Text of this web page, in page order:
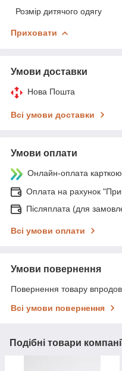
Розмір дитячого одягу
Приховати
Умови доставки
Нова Пошта
Всі умови доставки
Умови оплати
Онлайн-оплата
Оплата на рахунок
Післяплата (для
Всі умови оплати
Умови повернення
Повернення товару
Всі умови повернення
Подібні товари